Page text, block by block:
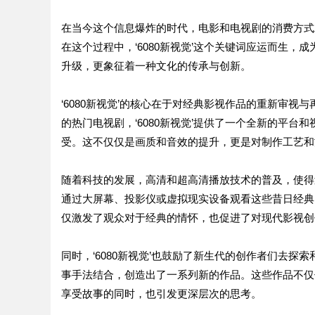
在当今这个信息爆炸的时代，电影和电视剧的消费方
在这个过程中，‘6080新视觉’这个关键词应运而生，
升级，更象征着一种文化的传承与创新。
‘6080新视觉’的核心在于对经典影视作品的重新审视
的热门电视剧，‘6080新视觉’提供了一个全新的平台
受。这不仅仅是画质和音效的提升，更是对制作工艺
随着科技的发展，高清和超高清播放技术的普及，使
通过大屏幕、投影仪或虚拟现实设备观看这些昔日经
仅激发了观众对于经典的情怀，也促进了对现代影视
同时，‘6080新视觉’也鼓励了新生代的创作者们去探
事手法结合，创造出了一系列新的作品。这些作品不
享受故事的同时，也引发更深层次的思考。